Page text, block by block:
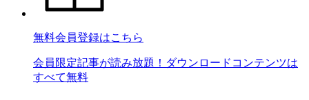
無料会員登録はこちら
会員限定記事が読み放題！ダウンロードコンテンツは
すべて無料